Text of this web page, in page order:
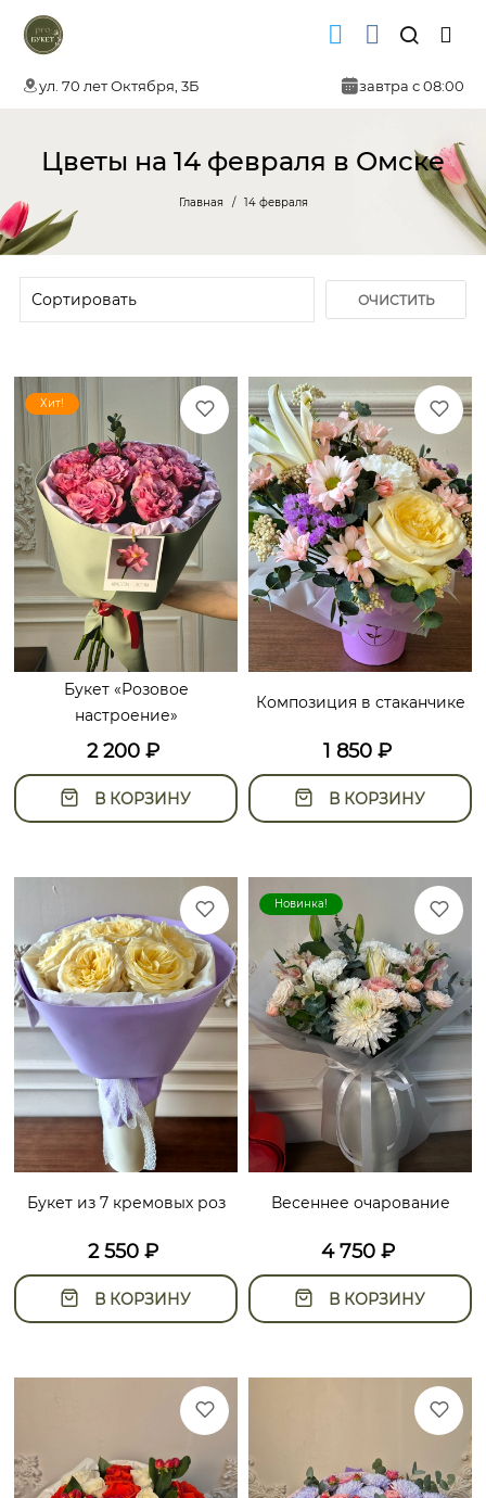
ул. 70 лет Октября, 3Б завтра с 08:00
Цветы на 14 февраля в Омске
Главная 14 февраля
ОЧИСТИТЬ
Хит!
Букет «Розовое
настроение»
2 200 ₽
В КОРЗИНУ
Композиция в стаканчике
1 850 ₽
В КОРЗИНУ
Букет из 7 кремовых роз
2 550 ₽
В КОРЗИНУ
Новинка!
Весеннее очарование
4 750₽
В КОРЗИНУ